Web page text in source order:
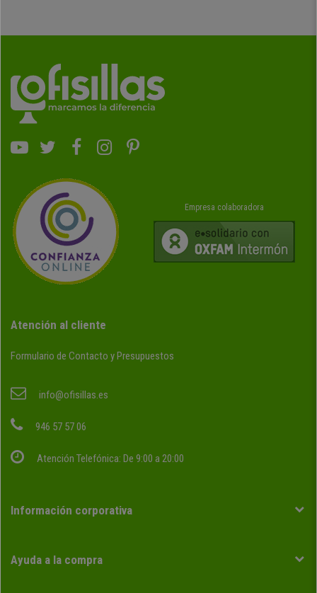
Empresa colaboradora
Atención al cliente
Formulario de Contacto y Presupuestos
info@ofisillas.es
946 57 57 06
Atención Telefónica: De 9:00 a 20:00
Información corporativa
Ayuda a la compra